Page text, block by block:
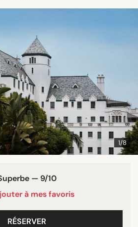
1/8
— 9/10
à mes favoris
RÉSERVER